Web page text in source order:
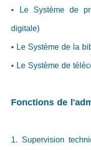
• Le Système de
digitale)
• Le Système de la
• Le Système de
Fonctions de
1. Supervision